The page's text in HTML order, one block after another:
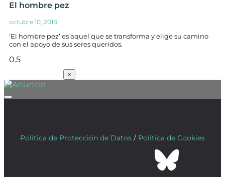
El hombre pez
octubre 10, 2018
‘El hombre pez’ es aquel que se transforma y elige su camino
con el apoyo de sus seres queridos.
×
Política de Protección de Datos / Política de Cookies